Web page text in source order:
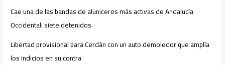
Cae una de las bandas de aluniceros más activas de Andalucía
Occidental: siete detenidos
Libertad provisional para Cerdán con un auto demoledor que amplía
los indicios en su contra